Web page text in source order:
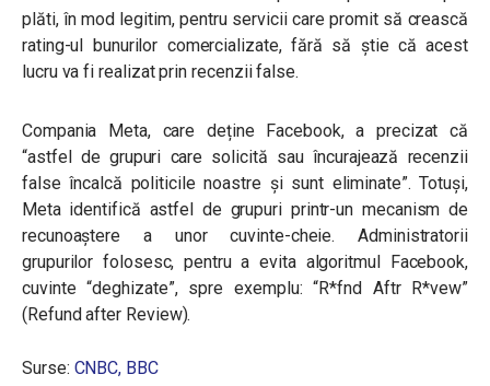
plăti, în mod legitim, pentru servicii care promit să crească
rating-ul bunurilor comercializate, fără să știe că acest
lucru va fi realizat prin recenzii false.
Compania Meta, care deține Facebook, a precizat că
“astfel de grupuri care solicită sau încurajează recenzii
false încalcă politicile noastre și sunt eliminate”. Totuși,
Meta identifică astfel de grupuri printr-un mecanism de
recunoaștere a unor cuvinte-cheie. Administratorii
grupurilor folosesc, pentru a evita algoritmul Facebook,
cuvinte “deghizate”, spre exemplu: “R*fnd Aftr R*vew”
(Refund after Review).
Surse: CNBC, BBC